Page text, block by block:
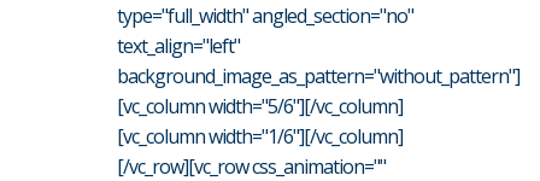
type="full_width" angled_section="no"
text_align="left"
background_image_as_pattern="without_pattern"]
[vc_column width="5/6"][/vc_column]
[vc_column width="1/6"][/vc_column]
[/vc_row][vc_row css_animation=""